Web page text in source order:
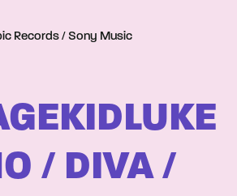
Records / Sony Music
/ DIVA /